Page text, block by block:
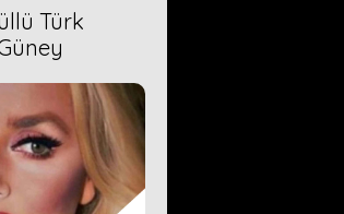
Türk